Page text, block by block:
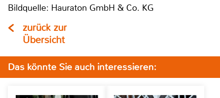
Bildquelle: Hauraton GmbH & Co. KG
zurück zur
Übersicht
Das könnte Sie auch interessieren: